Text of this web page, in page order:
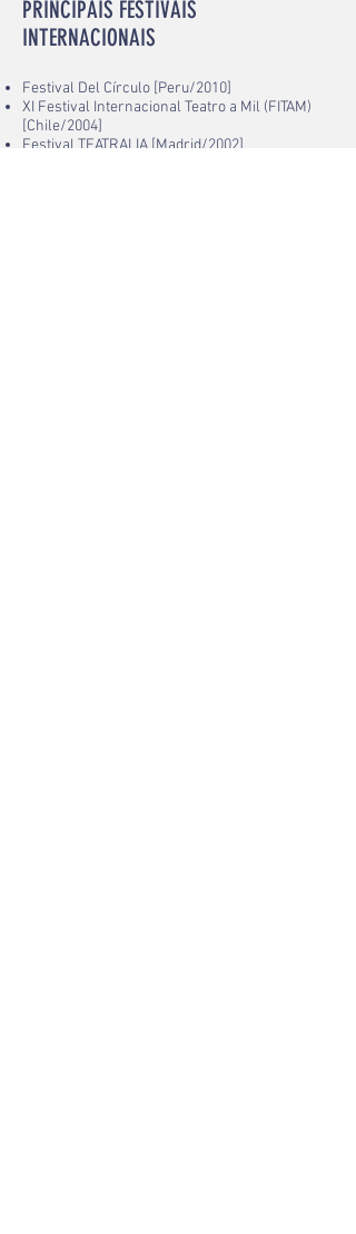
PRINCIPAIS FESTIVAIS
INTERNACIONAIS
Festival Del Círculo [Peru/2010]
XI Festival Internacional Teatro a Mil (FITAM)
[Chile/2004]
Festival TEATRALIA [Madrid/2002]